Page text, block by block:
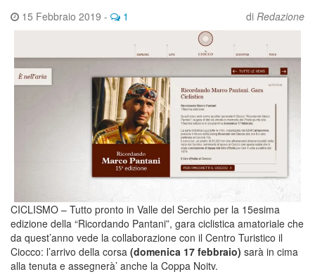
15 Febbraio 2019 - 1 di Redazione
CICLISMO – Tutto pronto in Valle del Serchio per la 15esima
edizione della “Ricordando Pantani”, gara ciclistica amatoriale che
da quest’anno vede la collaborazione con il Centro Turistico il
Ciocco: l’arrivo della corsa (domenica 17 febbraio) sarà in cima
alla tenuta e assegnerà’ anche la Coppa Noitv.